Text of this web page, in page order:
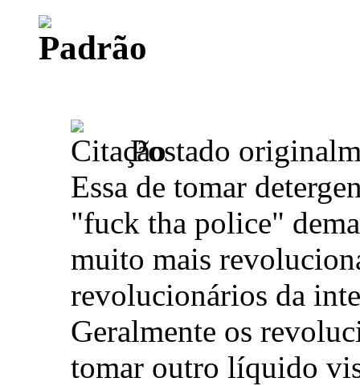
Postado
Essa de tomar
"fuck tha police"
muito mais
revolucionários da
Geralmente os
tomar outro líquido